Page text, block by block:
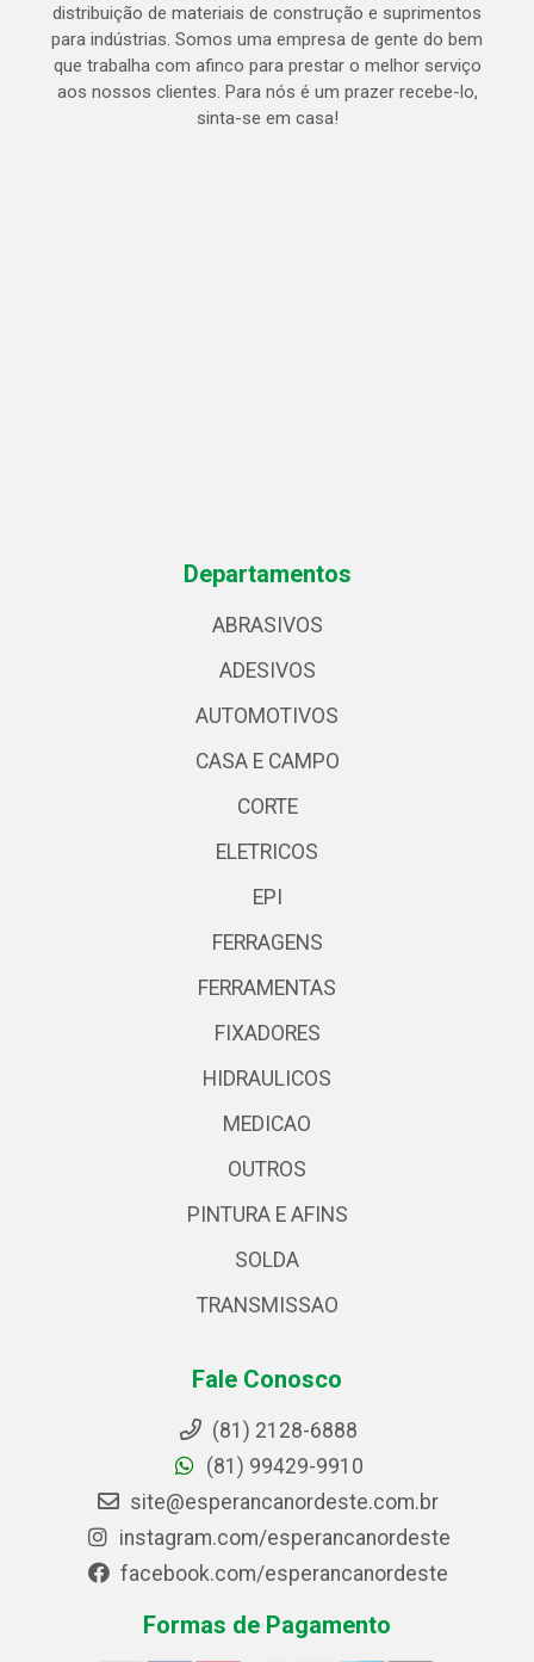
distribuição de materiais de construção e suprimentos
para indústrias. Somos uma empresa de gente do bem
que trabalha com afinco para prestar o melhor serviço
aos nossos clientes. Para nós é um prazer recebe-lo,
sinta-se em casa!
Departamentos
ABRASIVOS
ADESIVOS
AUTOMOTIVOS
CASA E CAMPO
CORTE
ELETRICOS
EPI
FERRAGENS
FERRAMENTAS
FIXADORES
HIDRAULICOS
MEDICAO
OUTROS
PINTURA E AFINS
SOLDA
TRANSMISSAO
Fale Conosco
(81) 2128-6888
(81) 99429-9910
site@esperancanordeste.com.br
instagram.com/esperancanordeste
facebook.com/esperancanordeste
Formas de Pagamento